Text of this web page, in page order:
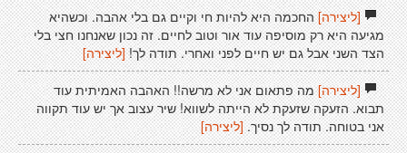
[ליצירה]החכמה היא להיות חי וקיים גם בלי אהבה. וכשהיא
מגיעה היא רק מוסיפה עוד אור וטוב לחיים. זה נכון שאנחנו חצי בלי
הצד השני אבל גם יש חיים לפני ואחרי. תודה לך! [ליצירה]
[ליצירה]מה פתאום אני לא מרשה!! האהבה האמיתית עוד
תבוא. הזעקה שזעקת לא הייתה לשווא! שיר עצוב אך יש עוד תקווה
אני בטוחה. תודה לך נסיך. [ליצירה]